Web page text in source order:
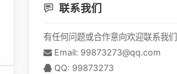
联系我们
有任何问题或合作意向欢迎联系我们
Email: 99873273@qq.com
QQ: 99873273